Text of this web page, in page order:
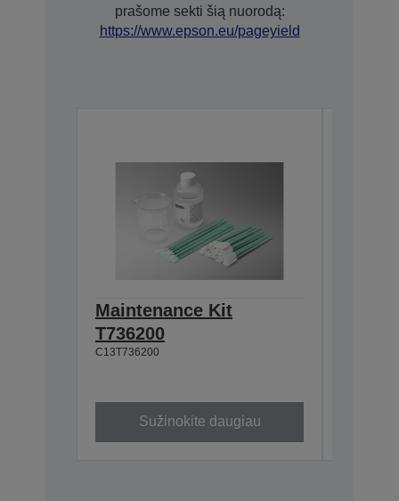
prašome sekti šią nuorodą:
https://www.epson.eu/pageyield
Maintenance Kit
T736200
C13T736200
Sužinokite daugiau